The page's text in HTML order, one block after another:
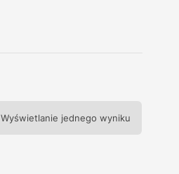
Wyświetlanie jednego wyniku